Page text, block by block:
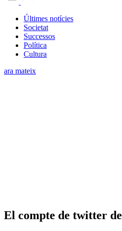
Últimes notícies
Societat
Successos
Política
Cultura
ara mateix
El compte de twitter